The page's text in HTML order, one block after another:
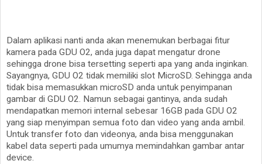
Dalam aplikasi nanti anda akan menemukan berbagai fitur
kamera pada GDU O2, anda juga dapat mengatur drone
sehingga drone bisa tersetting seperti apa yang anda inginkan.
Sayangnya, GDU O2 tidak memiliki slot MicroSD. Sehingga anda
tidak bisa memasukkan microSD anda untuk penyimpanan
gambar di GDU O2. Namun sebagai gantinya, anda sudah
mendapatkan memori internal sebesar 16GB pada GDU O2
yang siap menyimpan semua foto dan video yang anda ambil.
Untuk transfer foto dan videonya, anda bisa menggunakan
kabel data seperti pada umumya memindahkan gambar antar
device.